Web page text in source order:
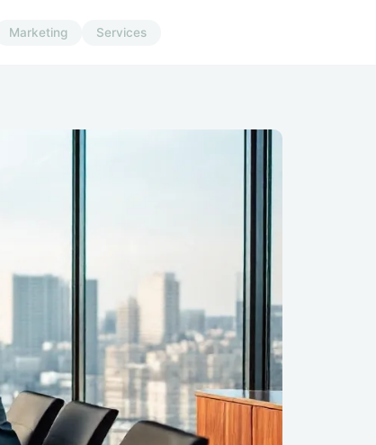
Marketing Services